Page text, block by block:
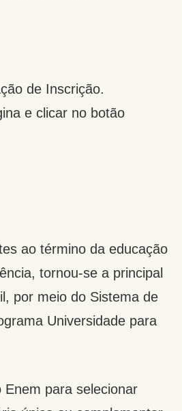
de Inscrição.
e clicar no botão
ao término da educação
tornou-se a principal
por meio do Sistema de
Universidade para
para selecionar